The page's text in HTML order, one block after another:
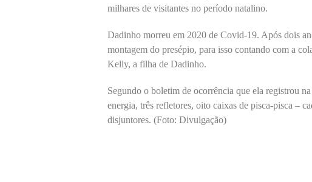
milhares de visitantes no período natalino.
Dadinho morreu em 2020 de Covid-19. Após dois
montagem do presépio, para isso contando com a
Kelly, a filha de Dadinho.
Segundo o boletim de ocorrência que ela registrou
energia, três refletores, oito caixas de pisca-pisca –
disjuntores. (Foto: Divulgação)